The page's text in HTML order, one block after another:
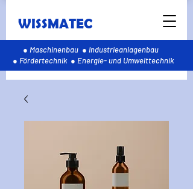
● Maschinenbau ● Industrieanlagenbau
● Fördertechnik ● Energie- und Umwelttechnik
WISSMATEC